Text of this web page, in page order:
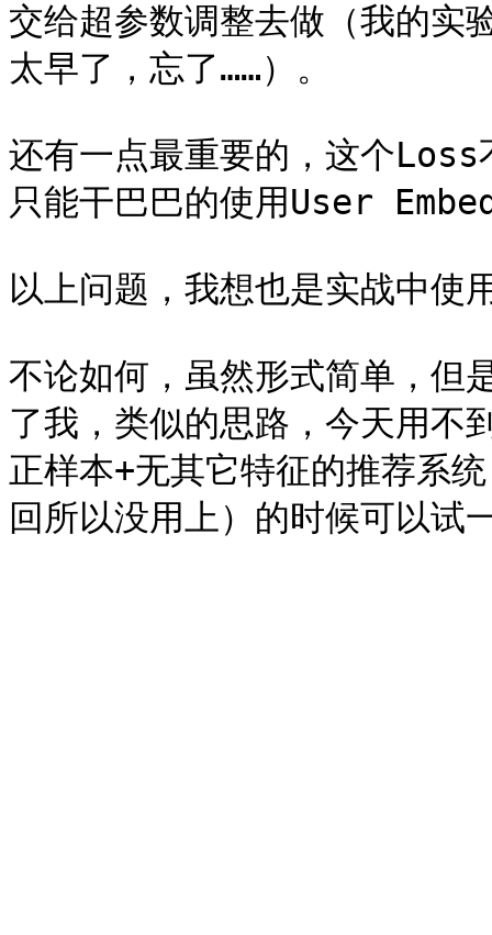
交给超参数调整去做（我的实
太早了，忘了……）。
还有一点最重要的，这个
只能干巴巴的使用User
以上问题，我想也是实战中使
不论如何，虽然形式简单，但
了我，类似的思路，今天用不
正样本+无其它特征的推荐系